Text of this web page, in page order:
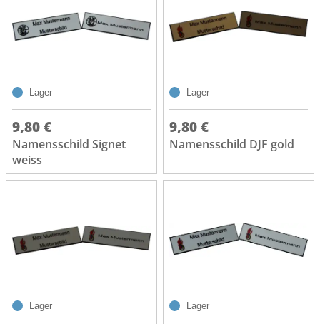
Lager
9,80 €
Namensschild Signet
weiss
Lager
9,80 €
Namensschild DJF gold
Lager Lager